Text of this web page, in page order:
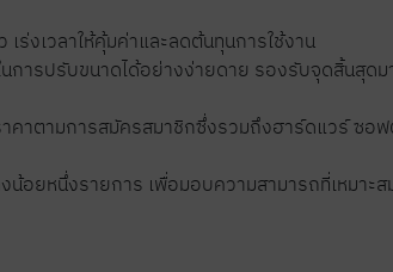
งเวลาให้คุ้มค่าและลดต้นทุนการใช้งาน
ารปรับขนาดได้อย่างง่ายดาย รองรับจุดสิ้นสุดม
คาตามการสมัครสมาชิกซึ่งรวมถึงฮาร์ดแวร์ ซอ
น้อยหนึ่งรายการ เพื่อมอบความสามารถที่เหมาะ